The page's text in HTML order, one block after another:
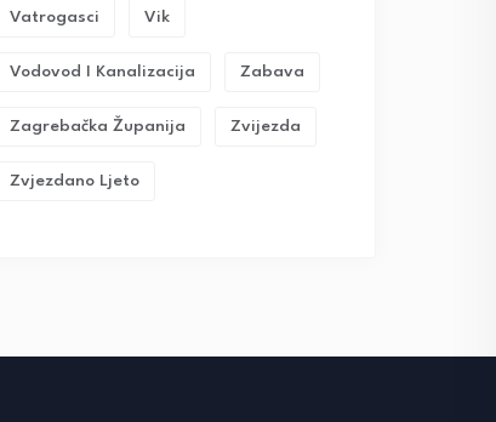
Vatrogasci Vik
Vodovod I Kanalizacija Zabava
Zagrebačka Županija Zvijezda
Zvjezdano Ljeto